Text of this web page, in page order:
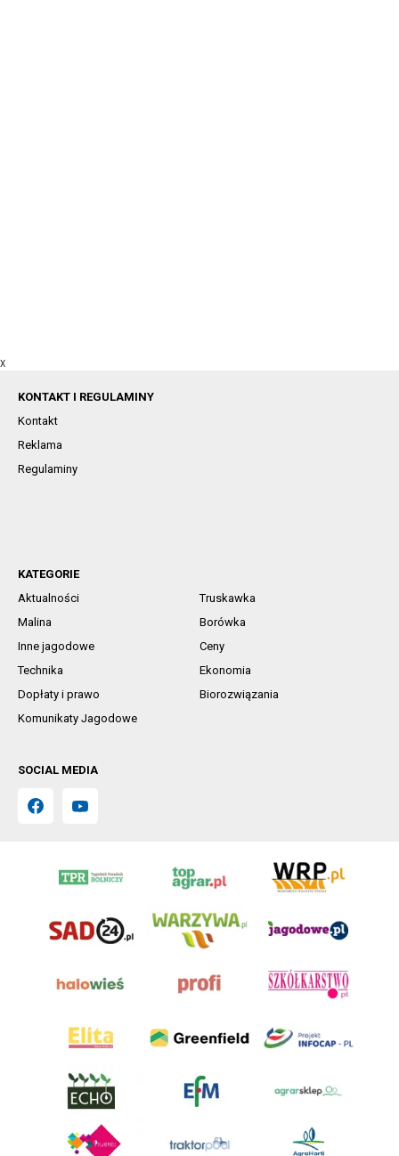
X
KONTAKT I REGULAMINY
Kontakt
Reklama
Regulaminy
KATEGORIE
Aktualności
Truskawka
Malina
Borówka
Inne jagodowe
Ceny
Technika
Ekonomia
Dopłaty i prawo
Biorozwiązania
Komunikaty Jagodowe
SOCIAL MEDIA